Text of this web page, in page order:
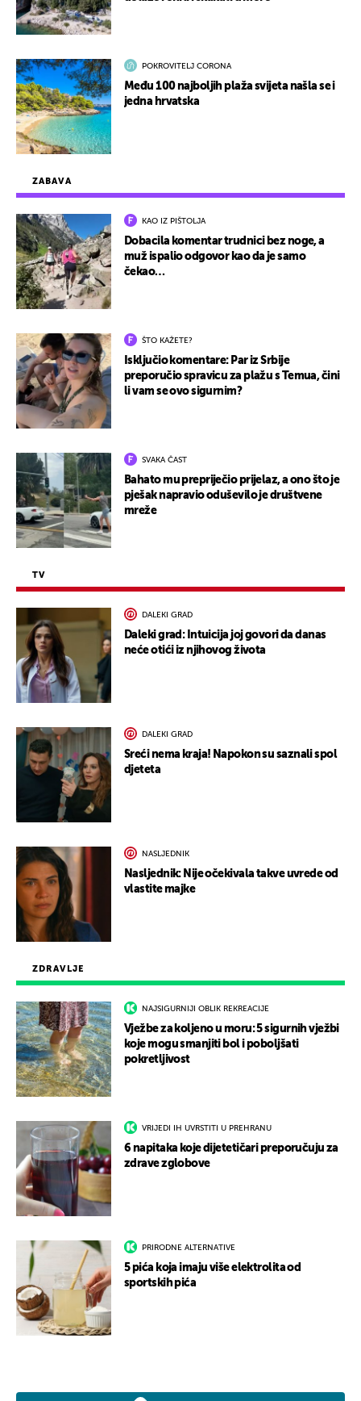
ZDRAVLJE
NAJSIGURNIJI OBLIK REKREACIJE
Vježbe za koljeno u moru: 5 sigurnih vježbi
koje mogu smanjiti bol i poboljšati
pokretljivost
VRIJEDI IH UVRSTITI U PREHRANU
6 napitaka koje dijetetičari preporučuju za
zdrave zglobove
PRIRODNE ALTERNATIVE
5 pića koja imaju više elektrolita od
sportskih pića
ZABAVA
KAO IZ PIŠTOLJA
Dobacila komentar trudnici bez noge, a
muž ispalio odgovor kao da je samo
čekao…
ŠTO KAŽETE?
Isključio komentare: Par iz Srbije
preporučio spravicu za plažu s Temua, čini
li vam se ovo sigurnim?
SVAKA ČAST
Bahato mu prepriječio prijelaz, a ono što je
pješak napravio oduševilo je društvene
mreže
TV
DALEKI GRAD
Daleki grad: Intuicija joj govori da danas
neće otići iz njihovog života
DALEKI GRAD
Sreći nema kraja! Napokon su saznali spol
djeteta
NASLJEDNIK
Nasljednik: Nije očekivala takve uvrede od
vlastite majke
POKROVITELJ CORONA
Među 100 najboljih plaža svijeta našla se i
jedna hrvatska